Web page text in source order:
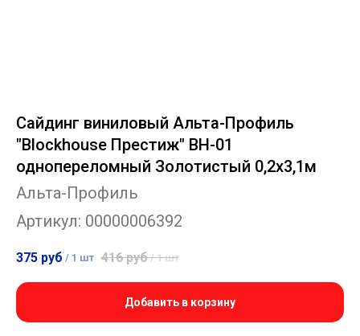
Сайдинг виниловый Альта-Профиль
"Blockhouse Престиж" BH-01
однопереломный Золотистый 0,2х3,1м
Альта-Профиль
Артикул: 00000006392
375 руб / 1 шт 416 руб / 1 шт
Добавить в корзину